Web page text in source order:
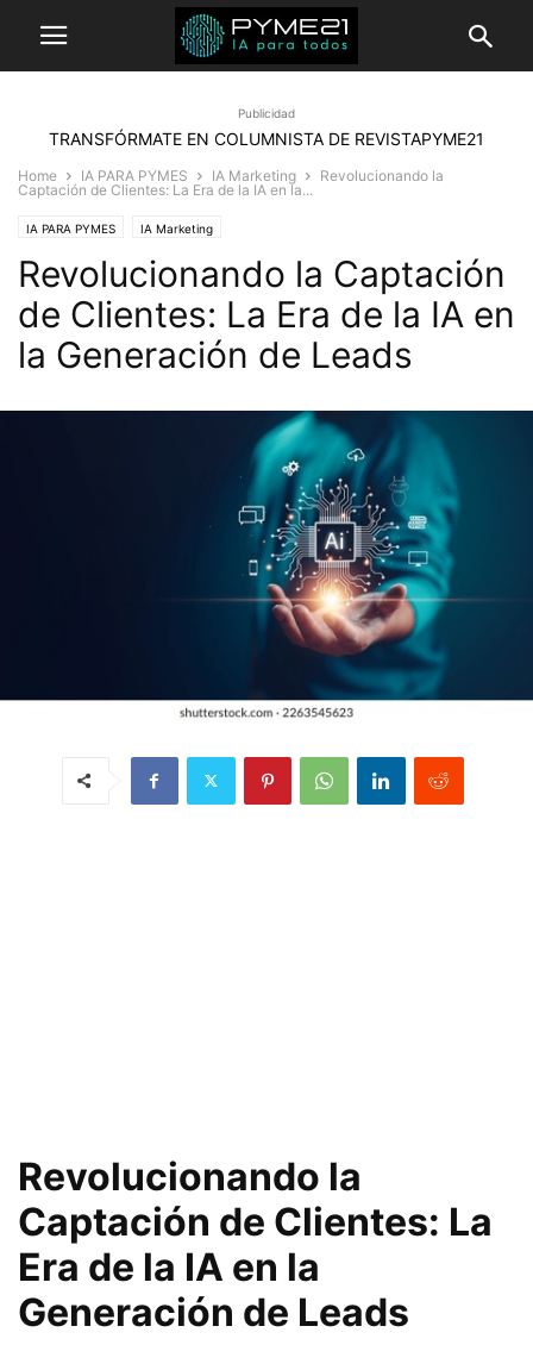
Publicidad
TRANSFÓRMATE EN COLUMNISTA DE REVISTAPYME21
Home IA PARA PYMES IA Marketing
Revolucionando la
Captación de Clientes: La Era de la IA en la...
IA PARA PYMES IA Marketing
Revolucionando la Captación
de Clientes: La Era de la IA en
la Generación de Leads
Revolucionando la
Captación de Clientes: La
Era de la IA en la
Generación de Leads